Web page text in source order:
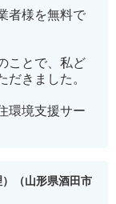
者様を無料で
ことで、私ど
だきました。
環境支援サー
（山形県酒田市